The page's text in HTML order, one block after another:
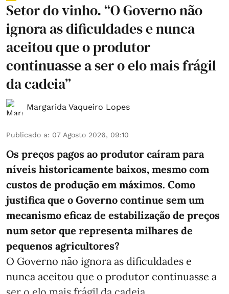
Setor do vinho. “O Governo não
ignora as dificuldades e nunca
aceitou que o produtor
continuasse a ser o elo mais frágil
da cadeia”
Margarida Vaqueiro Lopes
Publicado a: 07 Agosto 2026, 09:10
Os preços pagos ao produtor caíram para
níveis historicamente baixos, mesmo com
custos de produção em máximos. Como
justifica que o Governo continue sem um
mecanismo eficaz de estabilização de preços
num setor que representa milhares de
pequenos agricultores?
O Governo não ignora as dificuldades e
nunca aceitou que o produtor continuasse a